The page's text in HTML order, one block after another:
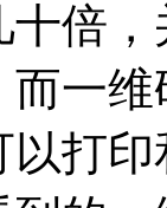
倍
一
打